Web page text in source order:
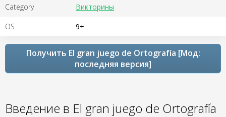
Category Викторины
OS 9+
Получить El gran juego de Ortografía [Мод:
последняя версия]
Введение в El gran juego de Ortografía